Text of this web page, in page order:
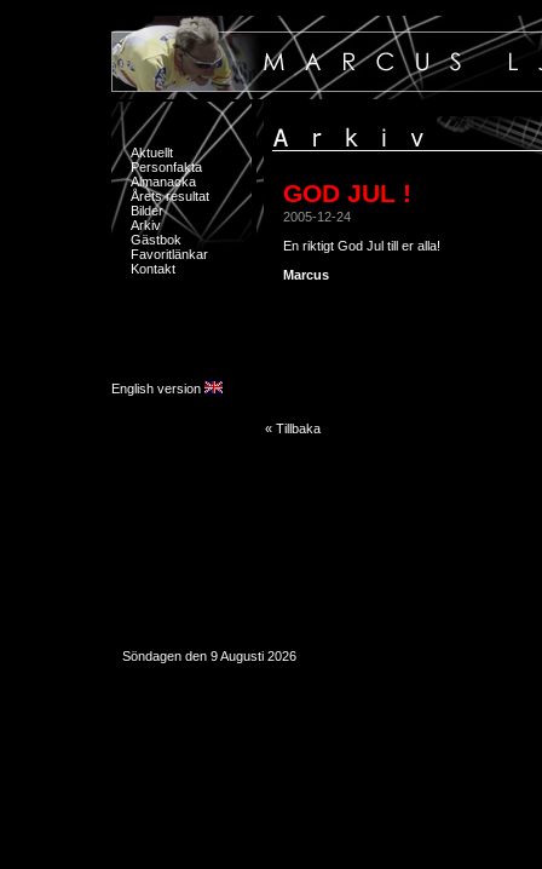
Aktuellt
Personfakta
Almanacka
Årets resultat
Bilder
Arkiv
Gästbok
Favoritlänkar
Kontakt
English version
GOD JUL !
2005-12-24
En riktigt God Jul till er alla!
Marcus
« Tillbaka
Söndagen den 9 Augusti 2026